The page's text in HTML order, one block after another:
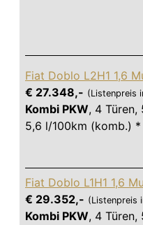
Fiat Doblo L2H1 1,6
€ 27.348,- (Listenpreis
Kombi PKW, 4 Türen,
5,6 l/100km (komb.)
Fiat Doblo L1H1 1,6
€ 29.352,- (Listenpreis
Kombi PKW, 4 Türen,